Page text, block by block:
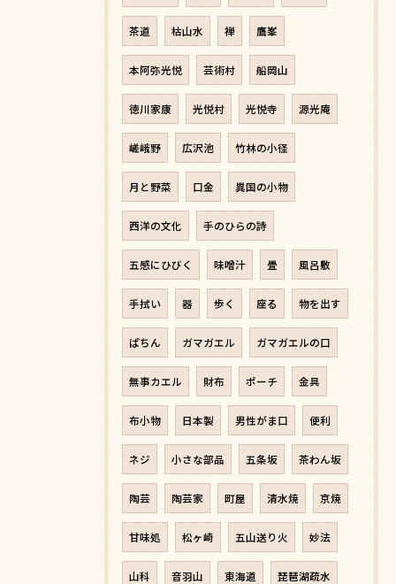
茶道 枯山水 禅 鷹峯
本阿弥光悦 芸術村 船岡山
徳川家康 光悦村 光悦寺 源光庵
嵯峨野 広沢池 竹林の小径
月と野菜 口金 異国の小物
西洋の文化 手のひらの詩
五感にひびく 味噌汁 畳 風呂敷
手拭い 器 歩く 座る 物を出す
ぱちん ガマガエル ガマガエルの口
無事カエル 財布 ポーチ 金具
布小物 日本製 男性がま口 便利
ネジ 小さな部品 五条坂 茶わん坂
陶芸 陶芸家 町屋 清水焼 京焼
甘味処 松ヶ崎 五山送り火 妙法
山科 音羽山 東海道 琵琶湖疏水